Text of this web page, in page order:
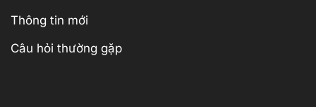
Thông tin mới
Câu hỏi thường gặp